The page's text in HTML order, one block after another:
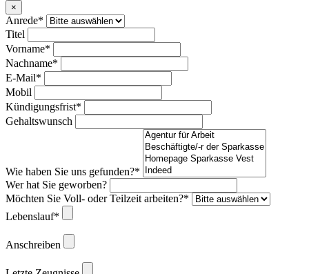
×
Anrede*
Titel
Vorname*
Nachname*
E-Mail*
Mobil
Kündigungsfrist*
Gehaltswunsch
Wie haben Sie uns gefunden?*
Wer hat Sie geworben?
Möchten Sie Voll- oder Teilzeit arbeiten?*
Lebenslauf*
Anschreiben